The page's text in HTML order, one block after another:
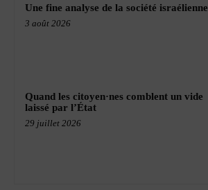
Une fine analyse de la société israélienne
3 août 2026
Quand les citoyen·nes comblent un vide
laissé par l’État
29 juillet 2026